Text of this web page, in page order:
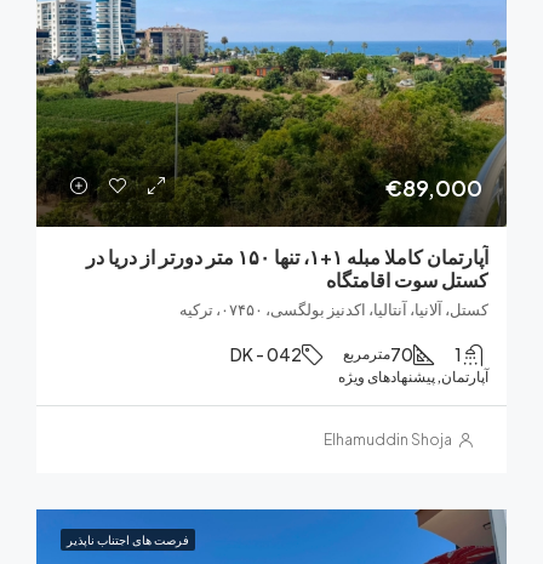
آپارتمان کاملا مبله ۱+۱، تنها ۱۵۰ متر دورتر از دریا در
سوت اقامتگاه
آنتالیا، اکدنیز بولگسی، ۰۷۴۵۰، ترکیه
70مترمربع DK - 042
پیشنهادهای ویژه
Elhamuddin Shoja
فرصت های اجتناب ناپذیر